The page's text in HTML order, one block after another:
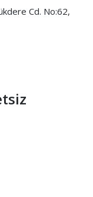
Cd. No:62,